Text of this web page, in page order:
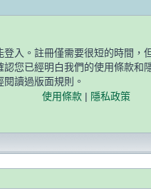
登入。註冊僅需要很短的時間，
認您已經明白我們的使用條款和
讀過版面規則。
使用條款| 隱私政策